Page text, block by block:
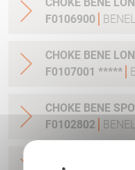
CHOKE BENE LONG INT
F0106900
CHOKE BENE LONG INT
F0107001 *****
CHOKE BENE SPORT INT/EXT 12 ** CRIO NO-SS
F0102802